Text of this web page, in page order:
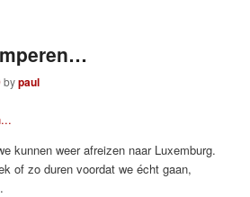
bypaul
kunnen weer afreizen naar Luxemburg.
of zo duren voordat we écht gaan,